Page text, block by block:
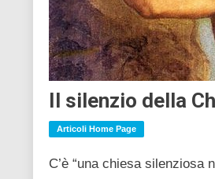
Il silenzio della
Articoli Home Page
C’è “una chiesa